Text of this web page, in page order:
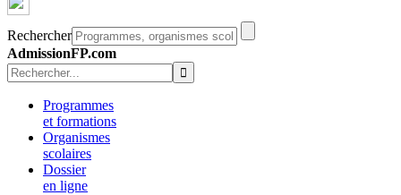
Rechercher
AdmissionFP.com
Programmes
et formations
Organismes
scolaires
Dossier
en ligne